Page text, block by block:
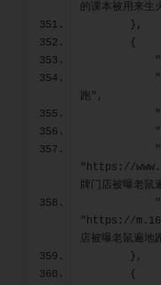
的课本被用来生
        },
        {
跑",
"https://
牌门店被曝老鼠
"https://
店被曝老鼠遍地
        },
        {